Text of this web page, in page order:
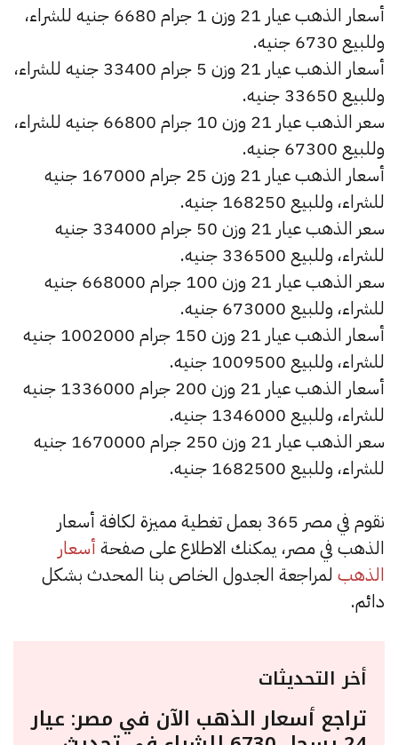
أسعار الذهب عيار 21 وزن 1 جرام 6680 جنيه للشراء،
وللبيع 6730 جنيه.
أسعار الذهب عيار 21 وزن 5 جرام 33400 جنيه للشراء،
وللبيع 33650 جنيه.
سعر الذهب عيار 21 وزن 10 جرام 66800 جنيه للشراء،
وللبيع 67300 جنيه.
أسعار الذهب عيار 21 وزن 25 جرام 167000 جنيه
للشراء، وللبيع 168250 جنيه.
سعر الذهب عيار 21 وزن 50 جرام 334000 جنيه
للشراء، وللبيع 336500 جنيه.
سعر الذهب عيار 21 وزن 100 جرام 668000 جنيه
للشراء، وللبيع 673000 جنيه.
أسعار الذهب عيار 21 وزن 150 جرام 1002000 جنيه
للشراء، وللبيع 1009500 جنيه.
أسعار الذهب عيار 21 وزن 200 جرام 1336000 جنيه
للشراء، وللبيع 1346000 جنيه.
سعر الذهب عيار 21 وزن 250 جرام 1670000 جنيه
للشراء، وللبيع 1682500 جنيه.
نقوم في مصر 365 بعمل تغطية مميزة لكافة أسعار
الذهب في مصر، يمكنك الاطلاع على صفحة أسعار
الذهب لمراجعة الجدول الخاص بنا المحدث بشكل
دائم.
أخر التحديثات
تراجع أسعار الذهب الآن في مصر: عيار